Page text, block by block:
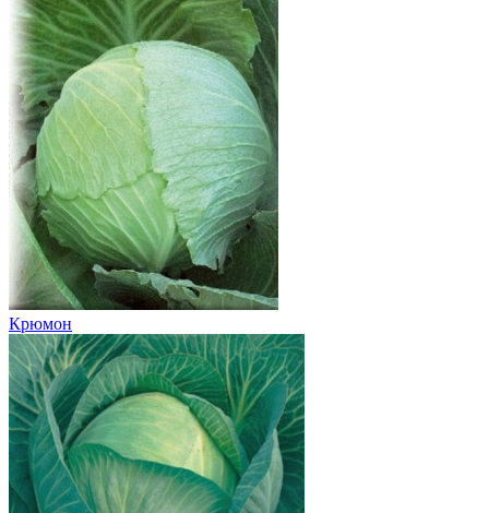
Крюмон